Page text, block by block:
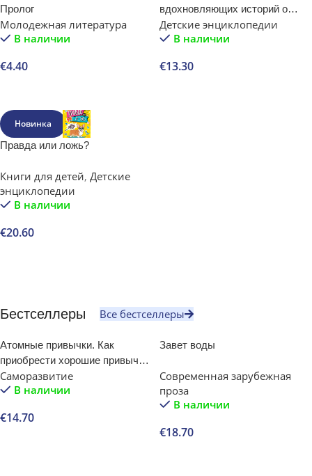
Пролог
Молодежная литература
В наличии
€4.40
вдохновляющих историй о
девочках, которые выросли и
изменили мир.
Детские энциклопедии
В наличии
€13.30
Новинка
Правда или ложь?
Книги для детей, Детские
энциклопедии
В наличии
€20.60
Бестселлеры Все бестселлеры
Атомные привычки. Как
приобрести хорошие привычки
и избавиться от плохих
Саморазвитие
В наличии
€14.70
Завет воды
Современная зарубежная
проза
В наличии
€18.70